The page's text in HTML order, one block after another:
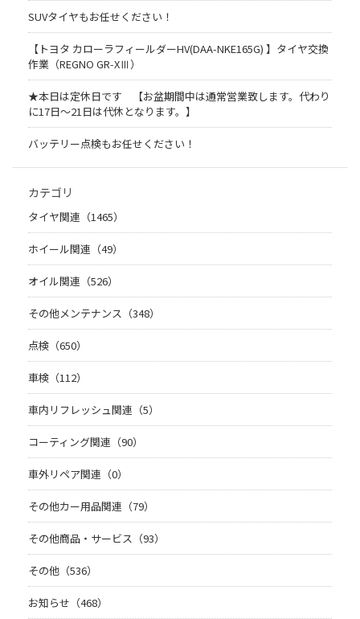
SUVタイヤもお任せください！
【トヨタ カローラフィールダーHV(DAA-NKE165G) 】タイヤ交換
作業（REGNO GR-XⅢ）
★本日は定休日です 【お盆期間中は通常営業致します。代わり
に17日～21日は代休となります。】
バッテリー点検もお任せください！
カテゴリ
タイヤ関連（1465）
ホイール関連（49）
オイル関連（526）
その他メンテナンス（348）
点検（650）
車検（112）
車内リフレッシュ関連（5）
コーティング関連（90）
車外リペア関連（0）
その他カー用品関連（79）
その他商品・サービス（93）
その他（536）
お知らせ（468）